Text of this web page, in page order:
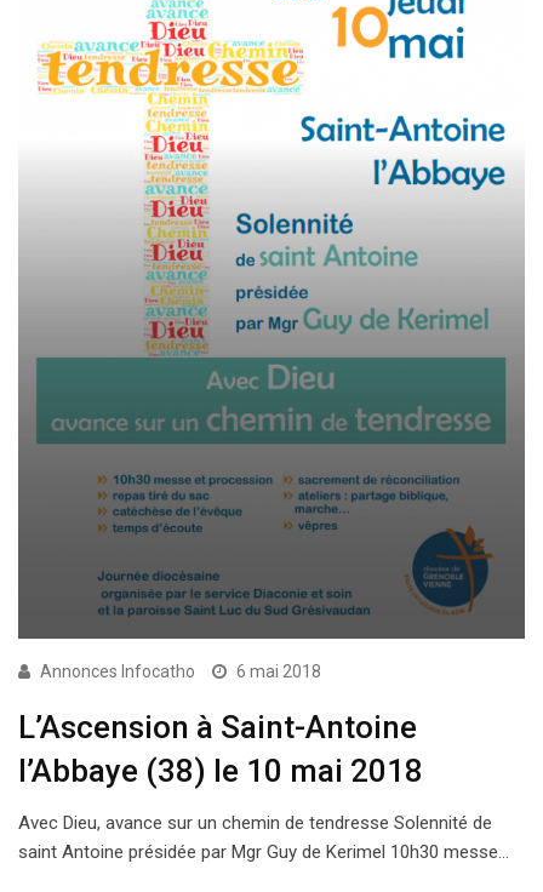
Annonces Infocatho 6 mai 2018
L’Ascension à Saint-Antoine
l’Abbaye (38) le 10 mai 2018
Avec Dieu, avance sur un chemin de tendresse Solennité de
saint Antoine présidée par Mgr Guy de Kerimel 10h30 messe…